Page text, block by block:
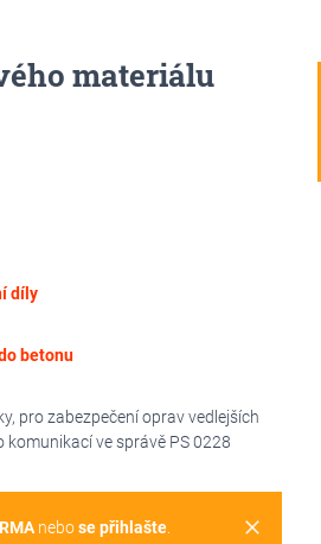
materiálu
díly
betonu
pro zabezpečení oprav vedlejších
ve správě PS 0228
clear
nebose přihlašte.